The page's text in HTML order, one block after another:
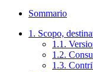
Sommario
1. Scopo,
1.1.
1.2.
1.3.